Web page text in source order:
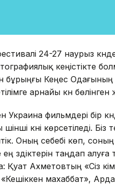
24-27 наурыз
кеңістікте
бұрыңғы Кеңес
арнайы күн
Украина фильмдері бір
күні көрсетіледі.
Оның себебі көп,
ең үздіктерін таңдап
Қуат Ахметовтың «Сіз
махаббат»,